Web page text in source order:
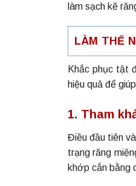
làm sạch kẽ
LÀM THẾ
Khắc phục tật
hiệu quả để
1. Tham
Điều đầu tiên
trạng răng
khớp cắn bằng